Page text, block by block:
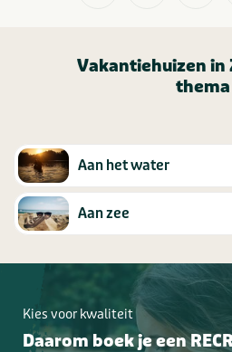
Vakantiehuizen in
thema
Aan het water
Aan zee
Kies voor kwaliteit
Daarom boek je een